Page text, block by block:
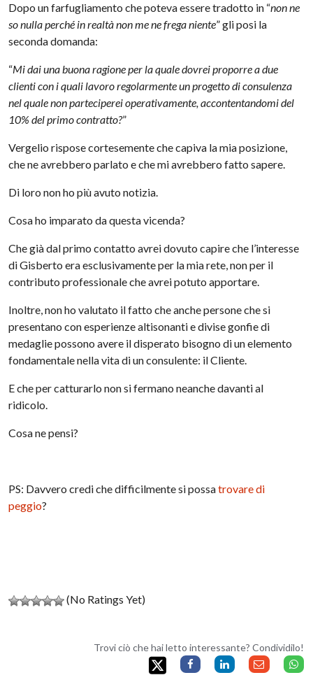
Dopo un farfugliamento che poteva essere tradotto in “non ne
so nulla perché in realtà non me ne frega niente” gli posi la
seconda domanda:
“Mi dai una buona ragione per la quale dovrei proporre a due
clienti con i quali lavoro regolarmente un progetto di consulenza
nel quale non parteciperei operativamente, accontentandomi del
10% del primo contratto?”
Vergelio rispose cortesemente che capiva la mia posizione,
che ne avrebbero parlato e che mi avrebbero fatto sapere.
Di loro non ho più avuto notizia.
Cosa ho imparato da questa vicenda?
Che già dal primo contatto avrei dovuto capire che l’interesse
di Gisberto era esclusivamente per la mia rete, non per il
contributo professionale che avrei potuto apportare.
Inoltre, non ho valutato il fatto che anche persone che si
presentano con esperienze altisonanti e divise gonfie di
medaglie possono avere il disperato bisogno di un elemento
fondamentale nella vita di un consulente: il Cliente.
E che per catturarlo non si fermano neanche davanti al
ridicolo.
Cosa ne pensi?
PS: Davvero credi che difficilmente si possatrovare di
peggio?
(No Ratings Yet)
Trovi ciò che hai letto interessante? Condividilo!